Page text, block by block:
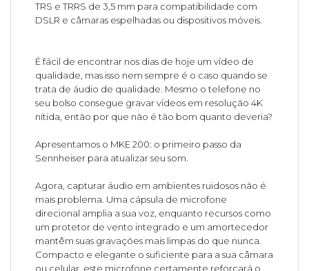
TRS e TRRS de 3,5 mm para compatibilidade com
DSLR e câmaras espelhadas ou dispositivos móveis.
É fácil de encontrar nos dias de hoje um vídeo de
qualidade, mas isso nem sempre é o caso quando se
trata de áudio de qualidade. Mesmo o telefone no
seu bolso consegue gravar vídeos em resolução 4K
nítida, então por que não é tão bom quanto deveria?
Apresentamos o MKE 200: o primeiro passo da
Sennheiser para atualizar seu som.
Agora, capturar áudio em ambientes ruidosos não é
mais problema. Uma cápsula de microfone
direcional amplia a sua voz, enquanto recursos como
um protetor de vento integrado e um amortecedor
mantêm suas gravações mais limpas do que nunca.
Compacto e elegante o suficiente para a sua câmara
ou celular, este microfone certamente reforçará o